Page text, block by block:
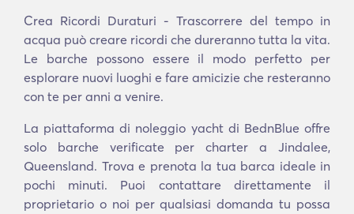
Crea Ricordi Duraturi - Trascorrere del tempo in
acqua può creare ricordi che dureranno tutta la vita.
Le barche possono essere il modo perfetto per
esplorare nuovi luoghi e fare amicizie che resteranno
con te per anni a venire.
La piattaforma di noleggio yacht di BednBlue offre
solo barche verificate per charter a Jindalee,
Queensland. Trova e prenota la tua barca ideale in
pochi minuti. Puoi contattare direttamente il
proprietario o noi per qualsiasi domanda tu possa